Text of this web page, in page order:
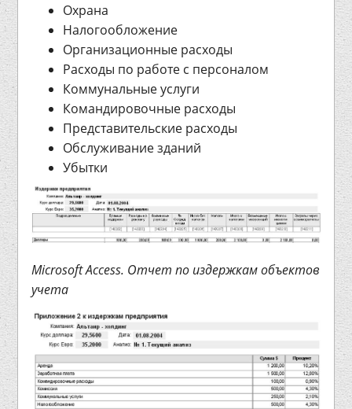
Охрана
Налогообложение
Организационные расходы
Расходы по работе с персоналом
Коммунальные услуги
Командировочные расходы
Представительские расходы
Обслуживание зданий
Убытки
Microsoft Access. Отчет по издержкам объектов
учета